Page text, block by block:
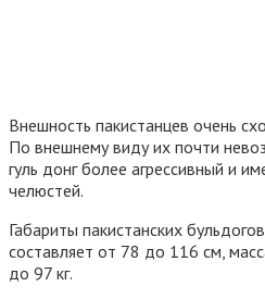
Внешность пакистанцев очень
По внешнему виду их почти
гуль донг более агрессивный и
челюстей.
Габариты пакистанских
составляет от 78 до 116 см,
до 97 кг.